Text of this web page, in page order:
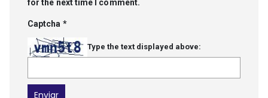
for the next time I comment.
Captcha *
Type the text displayed above: